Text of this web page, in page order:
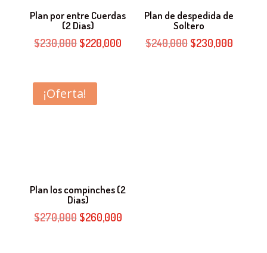
Plan por entre Cuerdas
(2 Dias)
$230,000 El
era:
$230,000.
$220,000
Plan de despedida de
Soltero
$240,000 El
$230,000El
¡Oferta!
Plan los compinches (2
Dias)
$270,000 El
$260,000El